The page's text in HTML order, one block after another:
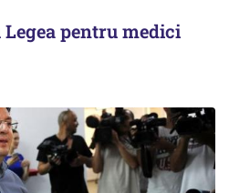
pentru medici